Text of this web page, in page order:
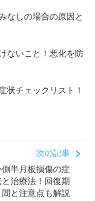
なしの場合の原因と
ないこと！悪化を防
状チェックリスト！
次の記事
側半月板損傷の症
と治療法！回復期
間と注意点も解説